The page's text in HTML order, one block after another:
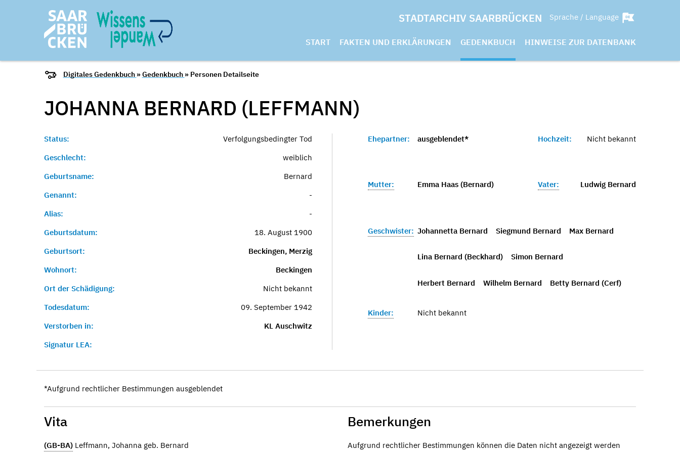
STADTARCHIV SAARBRÜCKEN Sprache / Language
START FAKTEN UND ERKLÄRUNGEN GEDENKBUCH HINWEISE ZUR DATENBANK
Digitales Gedenkbuch »Gedenkbuch » Personen Detailseite
JOHANNA BERNARD (LEFFMANN)
Status:
Verfolgungsbedingter Tod
Geschlecht:
weiblich
Geburtsname:
Bernard
Genannt:
-
Alias:
-
Geburtsdatum:
18. August 1900
Geburtsort:
Beckingen, Merzig
Wohnort:
Beckingen
Ort der Schädigung:
Nicht bekannt
Todesdatum:
09. September 1942
Verstorben in:
KL Auschwitz
Signatur LEA:
Ehepartner: ausgeblendet* Hochzeit: Nicht bekannt
Mutter: Emma Haas (Bernard) Vater: Ludwig Bernard
Geschwister: Johannetta Bernard Siegmund Bernard Max Bernard
Lina Bernard (Beckhard) Simon Bernard
Herbert Bernard Wilhelm Bernard Betty Bernard (Cerf)
Kinder: Nicht bekannt
*Aufgrund rechtlicher Bestimmungen ausgeblendet
Vita
(GB-BA) Leffmann, Johanna geb. Bernard
Bemerkungen
Aufgrund rechtlicher Bestimmungen können die Daten nicht angezeigt werden